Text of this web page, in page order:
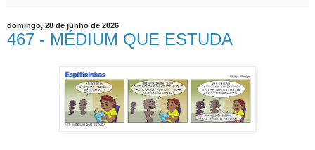
domingo, 28 de junho de 2026
467 - MÉDIUM QUE ESTUDA